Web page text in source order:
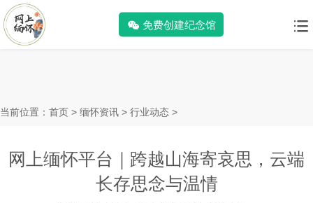
免费创建纪念馆
当前位置： 首页 > 缅怀资讯 > 行业动态 >
网上缅怀平台｜跨越山海寄哀思，云端
长存思念与温情